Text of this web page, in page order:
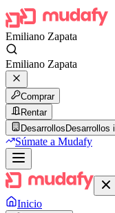
Emiliano Zapata
Emiliano Zapata
Comprar
Rentar
Desarrollos Desarrollos
Súmate a Mudafy
Inicio